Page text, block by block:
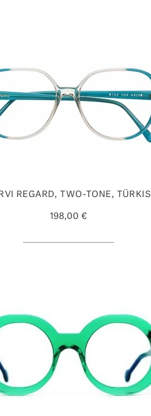
REGARD, TWO-TONE, TÜRKIS
198,00 €